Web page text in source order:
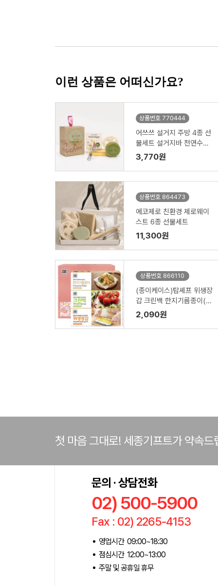
이런 상품은 어떠신가요?
상품번호 770444
어쓰쓰 설거지 주방 4종 선
물세트 설거지바 천연수세
미 제로웨이스트키트
3,770원
상품번호 864473
에코제로 친환경 제로웨이
스트 6종 선물세트
11,300원
상품번호 866110
(종이케이스)탑셰프 위생장
갑 크린백 한지기름종이(3
종)
2,090원
첫 마음 그대로! 세종기프트가 약속드
문의 · 상담전화
02) 500-5900
Fax : 02) 2265-4153
영업시간 09:00~18:30
점심시간 12:00~13:00
주말 및 공휴일 휴무